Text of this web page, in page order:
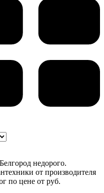
недорого.
от производителя
по цене от руб.